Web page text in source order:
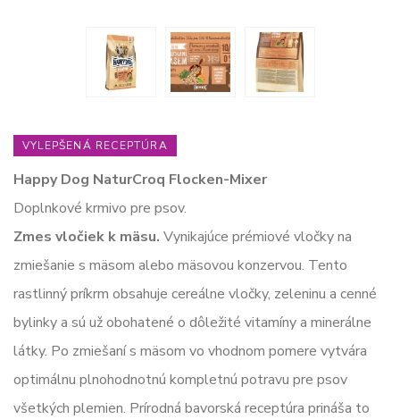
VYLEPŠENÁ RECEPTÚRA
Happy Dog NaturCroq Flocken-Mixer
Doplnkové krmivo pre psov.
Zmes vločiek k mäsu. Vynikajúce prémiové vločky na
zmiešanie s mäsom alebo mäsovou konzervou. Tento
rastlinný príkrm obsahuje cereálne vločky, zeleninu a cenné
bylinky a sú už obohatené o dôležité vitamíny a minerálne
látky. Po zmiešaní s mäsom vo vhodnom pomere vytvára
optimálnu plnohodnotnú kompletnú potravu pre psov
všetkých plemien. Prírodná bavorská receptúra prináša to